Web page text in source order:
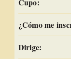
¿Cómo me
Dirige: